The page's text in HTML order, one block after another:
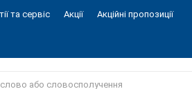
та сервіс Акції Акційні пропозиції